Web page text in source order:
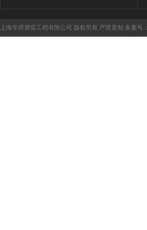
上海华府酒窖工程有限公司 版权所有 严禁复制 备案号：